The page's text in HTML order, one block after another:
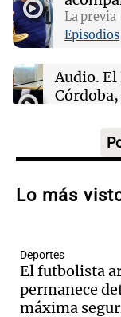
Clima en
lunes 10 de
La previa
Episodios
Audio. El
Episodios
hablaron
Audio.
recuerdo
Amamos los
Lo más
Deportes
El futbolista
permanece
máxima